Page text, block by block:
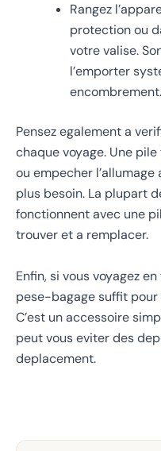
Rangez
protection ou
votre valise.
l’emporter
encombrement.
Pensez egalement a
chaque voyage. Une
ou empecher l’allumage
plus besoin. La plupart
fonctionnent avec une
trouver et a remplacer.
Enfin, si vous voyagez
pese-bagage suffit pour
C’est un accessoire
peut vous eviter des
deplacement.